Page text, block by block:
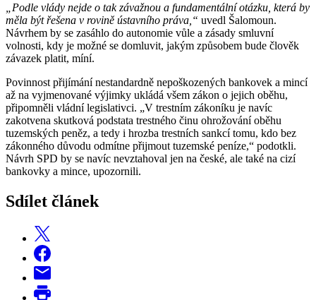
„Podle vlády nejde o tak závažnou a fundamentální otázku, která by
měla být řešena v rovině ústavního práva,“ uvedl Šalomoun.
Návrhem by se zasáhlo do autonomie vůle a zásady smluvní
volnosti, kdy je možné se domluvit, jakým způsobem bude člověk
závazek platit, míní.
Povinnost přijímání nestandardně nepoškozených bankovek a mincí
až na vyjmenované výjimky ukládá všem zákon o jejich oběhu,
připomněli vládní legislativci. „V trestním zákoníku je navíc
zakotvena skutková podstata trestného činu ohrožování oběhu
tuzemských peněz, a tedy i hrozba trestních sankcí tomu, kdo bez
zákonného důvodu odmítne přijmout tuzemské peníze,“ podotkli.
Návrh SPD by se navíc nevztahoval jen na české, ale také na cizí
bankovky a mince, upozornili.
Sdílet článek